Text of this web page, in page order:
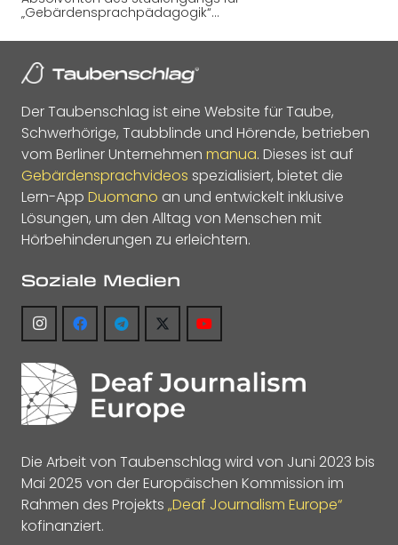
„Gebärdensprachpädagogik“…
Der Taubenschlag ist eine Website für Taube,
Schwerhörige, Taubblinde und Hörende, betrieben
vom Berliner Unternehmen manua. Dieses ist auf
Gebärdensprachvideos spezialisiert, bietet die
Lern-App Duomano an und entwickelt inklusive
Lösungen, um den Alltag von Menschen mit
Hörbehinderungen zu erleichtern.
Soziale Medien
Die Arbeit von Taubenschlag wird von Juni 2023 bis
Mai 2025 von der Europäischen Kommission im
Rahmen des Projekts „Deaf Journalism Europe“
kofinanziert.